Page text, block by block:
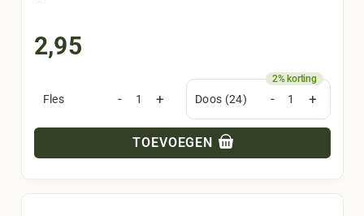
2,95
Fles - + Doos (24) - +
TOEVOEGEN